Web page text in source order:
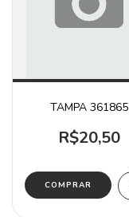
TAMPA 361865
R$20,50